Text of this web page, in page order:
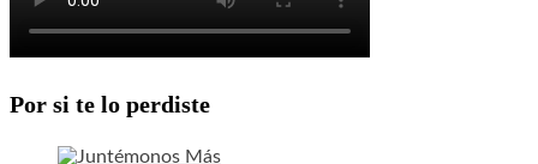
Por si te lo perdiste